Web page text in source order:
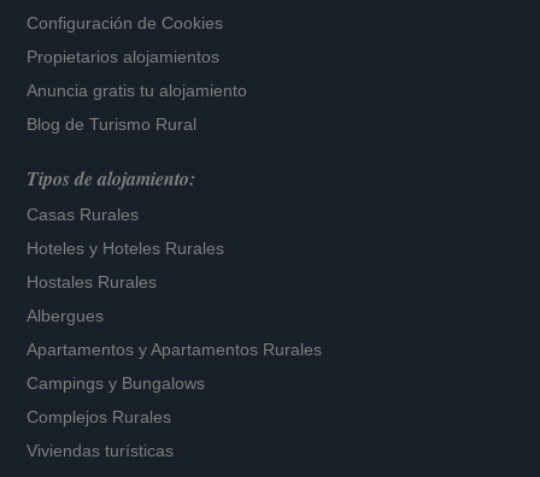
Configuración de Cookies
Propietarios alojamientos
Anuncia gratis tu alojamiento
Blog de Turismo Rural
Tipos de alojamiento:
Casas Rurales
Hoteles y Hoteles Rurales
Hostales Rurales
Albergues
Apartamentos yApartamentos Rurales
Campings y Bungalows
Complejos Rurales
Viviendas turísticas